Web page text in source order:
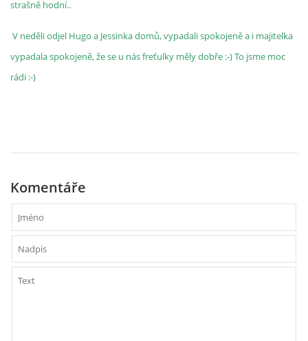
strašně hodní..
V neděli odjel Hugo a Jessinka domů, vypadali spokojeně a i majitelka
vypadala spokojeně, že se u nás freťulky měly dobře :-) To jsme moc
rádi :-)
Komentáře